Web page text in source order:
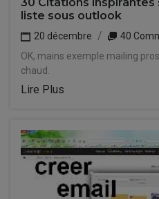
liste sous outlook
20 décembre
40
OK, mains exemple mailing
chaud.
Lire Plus